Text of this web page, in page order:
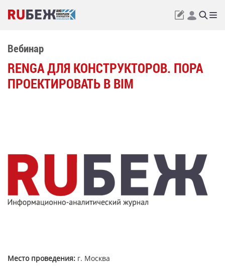
Вебинар
RENGA ДЛЯ КОНСТРУКТОРОВ. ПОРА
ПРОЕКТИРОВАТЬ В BIM
Место проведения: г. Москва